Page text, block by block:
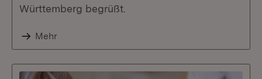
Württemberg begrüßt.
Mehr